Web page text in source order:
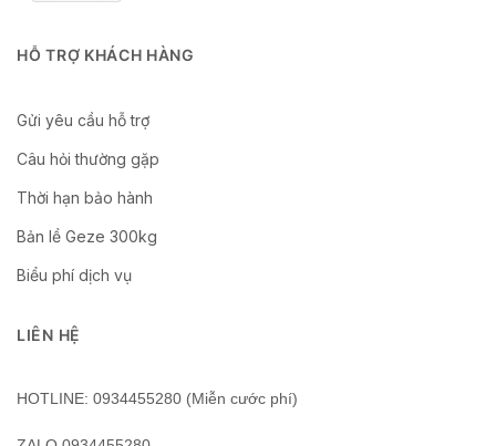
HỖ TRỢ KHÁCH HÀNG
Gửi yêu cầu hỗ trợ
Câu hỏi thường gặp
Thời hạn bảo hành
Bản lề Geze 300kg
Biểu phí dịch vụ
LIÊN HỆ
HOTLINE: 0934455280 (Miễn cước phí)